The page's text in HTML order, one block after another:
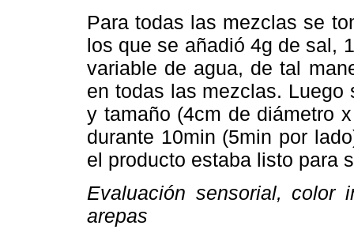
Para todas las mezclas se
los que se añadió 4g de sal,
variable de agua, de tal
en todas las mezclas.
y tamaño (4cm de diámetro
durante 10min (5min por
el producto estaba listo para
Evaluación sensorial, color
arepas